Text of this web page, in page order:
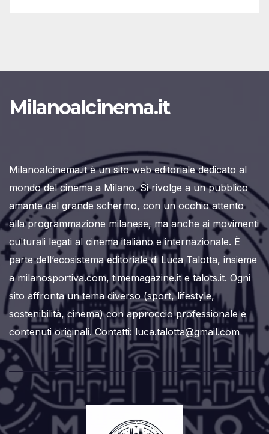
Milanoalcinema.it
Milanoalcinema.it è un sito web editoriale dedicato al
mondo del cinema a Milano. Si rivolge a un pubblico
amante del grande schermo, con un occhio attento
alla programmazione milanese, ma anche ai movimenti
culturali legati al cinema italiano e internazionale. È
parte dell’ecosistema editoriale di Luca Talotta, insieme
a milanosportiva.com, timemagazine.it e talots.it. Ogni
sito affronta un tema diverso (sport, lifestyle,
sostenibilità, cinema) con approccio professionale e
contenuti originali. Contatti: luca.talotta@gmail.com